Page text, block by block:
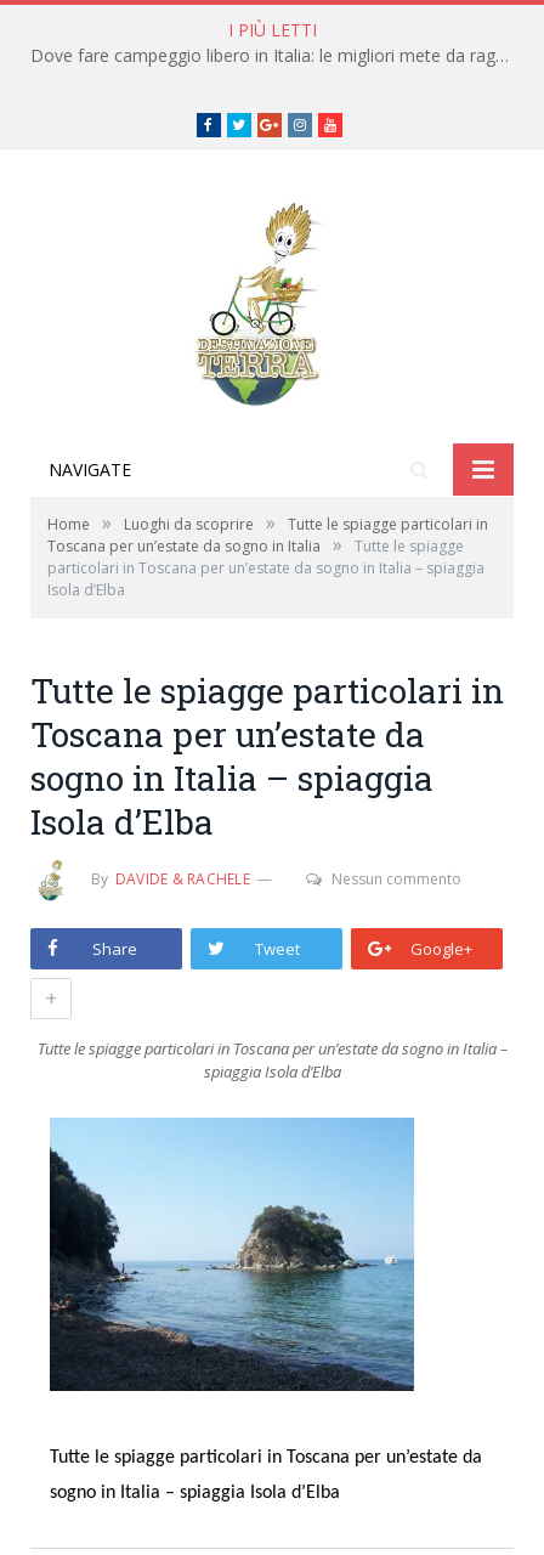
I PIÙ LETTI
Dove fare campeggio libero in Italia: le migliori mete da raggiungere in traghetto
Facebook
TwitterGoogle+instagramyoutube
NAVIGATE
Home » Luoghi da scoprire »
Tutte le spiagge particolari in
Toscana per un’estate da sogno in Italia
»
Tutte le spiagge
particolari in Toscana per un’estate da sogno in Italia – spiaggia
Isola d’Elba
Tutte le spiagge particolari in
Toscana per un’estate da
sogno in Italia – spiaggia
Isola d’Elba
By DAVIDE & RACHELE Nessun commento
Share Tweet Google+
+
Tutte le spiagge particolari in Toscana per un’estate da sogno in Italia –
spiaggia Isola d’Elba
Tutte le spiagge particolari in Toscana per un’estate da
sogno in Italia – spiaggia Isola d’Elba